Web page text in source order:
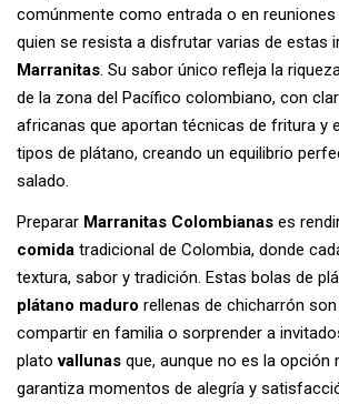
comúnmente como entrada o en
quien se resista a disfrutar varias de estas
Marranitas . Su sabor único refleja la
de la zona del Pacífico colombiano, con
africanas que aportan técnicas de fritura y
tipos de plátano, creando un equilibrio
salado.
Preparar Marranitas Colombianas es
comida tradicional de Colombia, donde
textura, sabor y tradición. Estas bolas de
plátano maduro rellenas de chicharrón
compartir en familia o sorprender a
platovallunas que, aunque no es la opción
garantiza momentos de alegría y